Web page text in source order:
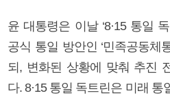
윤 대통령은 이날 ‘8·15 통일
공식 통일 방안인 ‘민족공동체
되, 변화된 상황에 맞춰 추진
다. 8·15 통일 독트린은 미래